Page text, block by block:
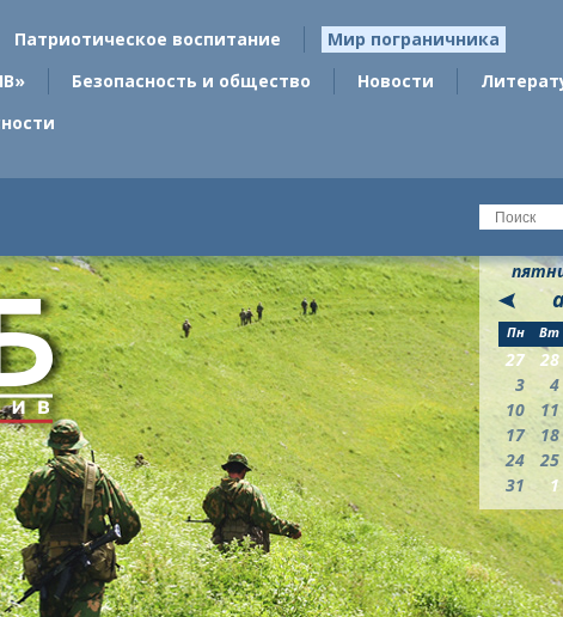
Патриотическое воспитание
Мир пограничника
Безопасность и общество Новости
Пн Вт
27 28
3
4
10
11
17
18
24
25
31
1